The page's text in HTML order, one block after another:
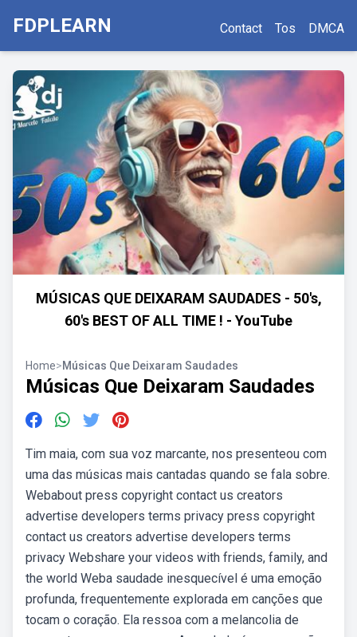
FDPLEARN Contact Tos DMCA
MÚSICAS QUE DEIXARAM SAUDADES - 50's,
60's BEST OF ALL TIME ! - YouTube
Home>Músicas Que Deixaram Saudades
Músicas Que Deixaram Saudades
Tim maia, com sua voz marcante, nos presenteou com
uma das músicas mais cantadas quando se fala sobre.
Webabout press copyright contact us creators
advertise developers terms privacy press copyright
contact us creators advertise developers terms
privacy Webshare your videos with friends, family, and
the world Weba saudade inesquecível é uma emoção
profunda, frequentemente explorada em canções que
tocam o coração. Ela ressoa com a melancolia de